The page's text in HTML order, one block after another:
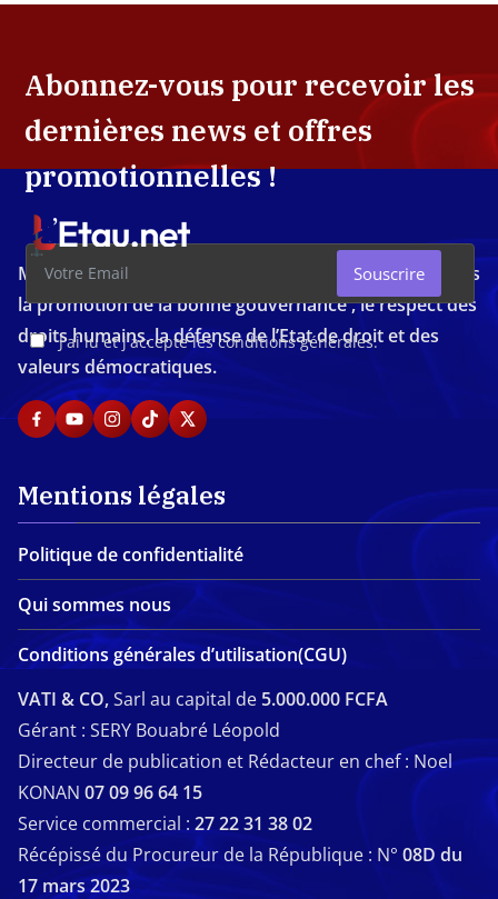
Abonnez-vous pour recevoir les
dernières news et offres
promotionnelles !
J'ai lu et j'accepte les conditions générales.
Souscrire
Média d'investigation ivoirien résolument engagé dans
la promotion de la bonne gouvernance , le respect des
droits humains, la défense de l’Etat de droit et des
valeurs démocratiques.
Mentions légales
Politique de confidentialité
Qui sommes nous
Conditions générales d’utilisation(CGU)
VATI & CO,Sarl au capital de 5.000.000 FCFA
Gérant : SERY Bouabré Léopold
Directeur de publication et Rédacteur en chef : Noel
KONAN 07 09 96 64 15
Service commercial : 27 22 31 38 02
Récépissé du Procureur de la République : N° 08D du
17 mars 2023